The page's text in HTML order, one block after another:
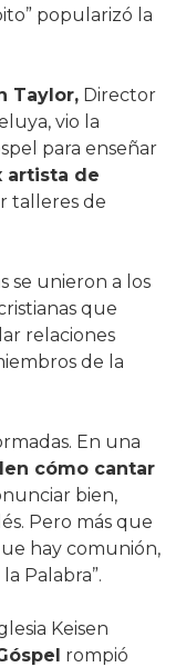
popularizó la
Taylor, Director
vio la
para enseñar
artista de
talleres de
se unieron a los
que
relaciones
de la
En una
cómo cantar
bien,
Pero más que
hay comunión,
Palabra”.
Keisen
rompió